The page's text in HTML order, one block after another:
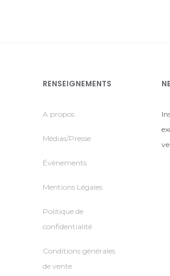
RENSEIGNEMENTS
A propos
Médias/Presse
Évènements
Mentions Légales
Politique de
confidentialité
Conditions générales
de vente